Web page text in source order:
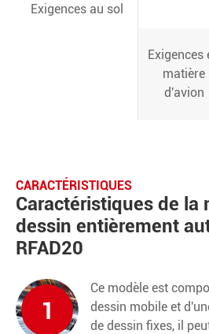
Exigences au sol
Exigences
matière
d'avion
CARACTÉRISTIQUES
Caractéristiques de la
dessin entièrement
RFAD20
1
Ce modèle est
dessin mobile et
de dessin fixes, il